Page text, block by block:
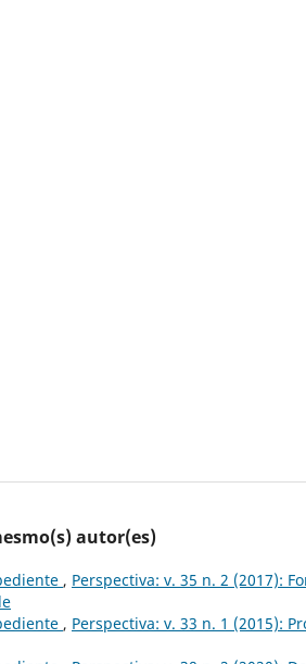
autor(es)
, Perspectiva: v. 35 n. 2 (2017):
, Perspectiva: v. 33 n. 1 (2015):